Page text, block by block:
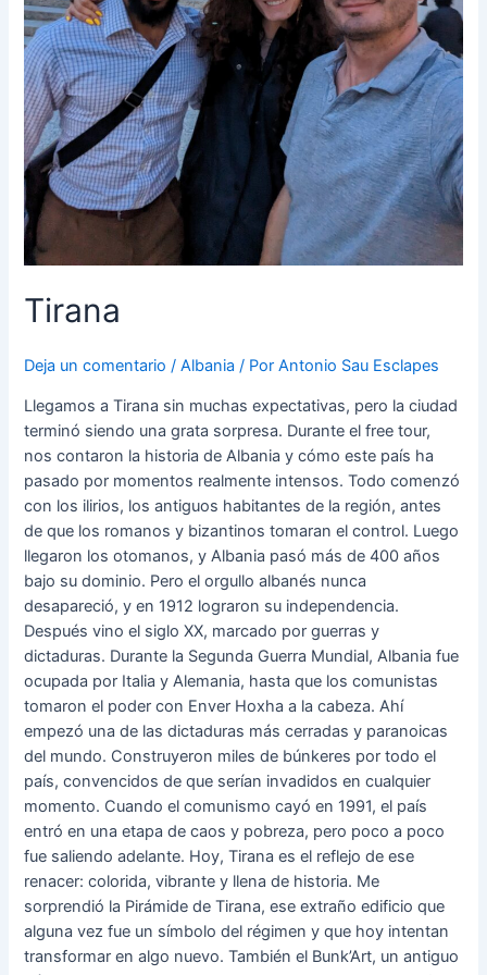
Tirana
Deja un comentario /Albania / PorAntonio Sau Esclapes
Llegamos a Tirana sin muchas expectativas, pero la ciudad
terminó siendo una grata sorpresa. Durante el free tour,
nos contaron la historia de Albania y cómo este país ha
pasado por momentos realmente intensos. Todo comenzó
con los ilirios, los antiguos habitantes de la región, antes
de que los romanos y bizantinos tomaran el control. Luego
llegaron los otomanos, y Albania pasó más de 400 años
bajo su dominio. Pero el orgullo albanés nunca
desapareció, y en 1912 lograron su independencia.
Después vino el siglo XX, marcado por guerras y
dictaduras. Durante la Segunda Guerra Mundial, Albania fue
ocupada por Italia y Alemania, hasta que los comunistas
tomaron el poder con Enver Hoxha a la cabeza. Ahí
empezó una de las dictaduras más cerradas y paranoicas
del mundo. Construyeron miles de búnkeres por todo el
país, convencidos de que serían invadidos en cualquier
momento. Cuando el comunismo cayó en 1991, el país
entró en una etapa de caos y pobreza, pero poco a poco
fue saliendo adelante. Hoy, Tirana es el reflejo de ese
renacer: colorida, vibrante y llena de historia. Me
sorprendió la Pirámide de Tirana, ese extraño edificio que
alguna vez fue un símbolo del régimen y que hoy intentan
transformar en algo nuevo. También el Bunk’Art, un antiguo